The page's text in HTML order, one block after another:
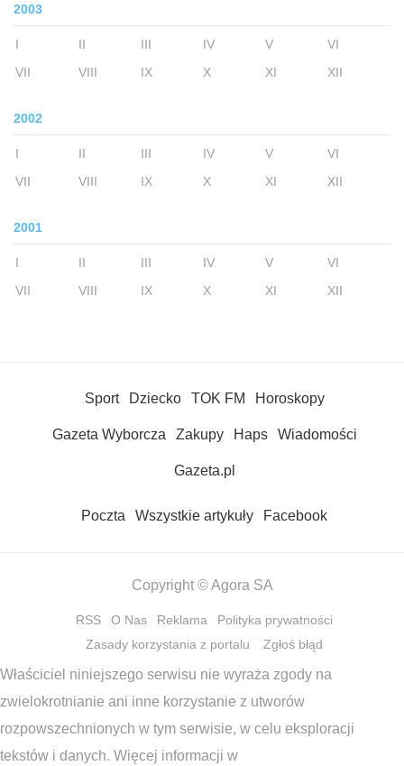
2003
I II III IV V
VI
VII
VIII IX X XI XII
2002
I II III IV V
VI
VII
VIII IX X XI XII
2001
I II III IV V
VI
VII
VIII IX X XI XII
Sport Dziecko TOK FM Horoskopy
Gazeta Wyborcza Zakupy Haps Wiadomości
Gazeta.pl
Poczta Wszystkie artykuły Facebook
Copyright © Agora SA
RSS O Nas Reklama
Polityka prywatności
Zasady korzystania z portalu
Zgłoś błąd
Właściciel niniejszego serwisu nie wyraża zgody na
zwielokrotnianie ani inne korzystanie z utworów
rozpowszechnionych w tym serwisie, w celu eksploracji
tekstów i danych. Więcej informacji w